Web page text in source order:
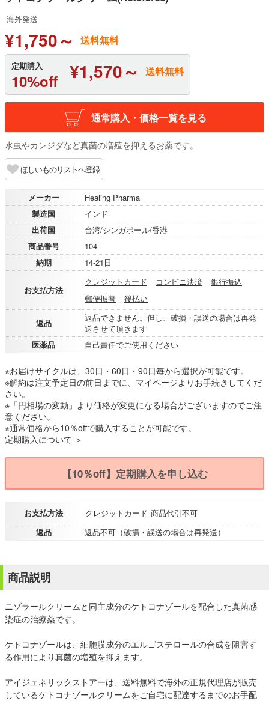
海外発送
¥1,750～ 送料無料
定期購入
10%off ¥1,570～ 送料無料
通常購入・価格一覧を見る
水虫やカンジダなど真菌の増殖を抑えるお薬です。
ほしいものリストへ登録
メーカー
Healing Pharma
製造国
インド
出荷国
台湾/シンガポール/香港
商品番号
104
納期
14-21日
お支払方法
クレジットカード コンビニ決済
銀行振込
郵便振替
後払い
返品
返品できません。但し、破損・誤送の場合は再発
送させて頂きます
医薬品
自己責任でご使用ください
※お届けサイクルは、30日・60日・90日毎から選択が可能です。
※解約は注文予定日の前日までに、マイページよりお手続きしてくだ
さい。
※「円相場の変動」より価格が変更になる場合がございますのでご注
意ください。
※通常価格から10％offで購入することが可能です。
定期購入について ＞
【10％off】定期購入を申し込む
お支払方法 クレジットカード 商品代引不可
返品
返品不可（破損・誤送の場合は再発送）
商品説明
ニゾラールクリームと同主成分のケトコナゾールを配合した真菌感
染症の治療薬です。
ケトコナゾールは、細胞膜成分のエルゴステロールの合成を阻害す
る作用により真菌の増殖を抑えます。
アイジェネリックストアーは、送料無料で海外の正規代理店が販売
しているケトコナゾールクリームをご自宅に配達するまでのお手配